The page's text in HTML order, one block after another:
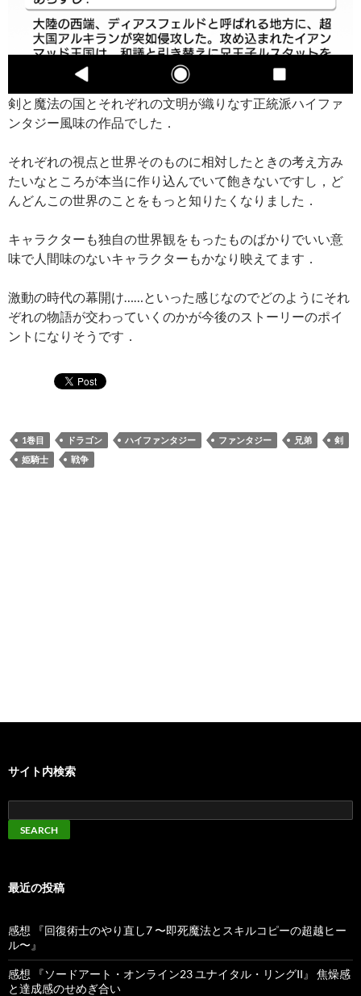
剣と魔法の国とそれぞれの文明が織りなす正統派ハイファ
ンタジー風味の作品でした．
それぞれの視点と世界そのものに相対したときの考え方み
たいなところが本当に作り込んでいて飽きないですし，ど
んどんこの世界のことをもっと知りたくなりました．
キャラクターも独自の世界観をもったものばかりでいい意
味で人間味のないキャラクターもかなり映えてます．
激動の時代の幕開け……といった感じなのでどのようにそれ
ぞれの物語が交わっていくのかが今後のストーリーのポイ
ントになりそうです．
1巻目 ドラゴン ハイファンタジー ファンタジー 兄弟
剣
姫騎士
戦争
サイト内検索
最近の投稿
感想 『回復術士のやり直し7 〜即死魔法とスキルコピーの超越ヒー
ル〜』
感想 『ソードアート・オンライン23 ユナイタル・リングII』 焦燥感
と達成感のせめぎ合い